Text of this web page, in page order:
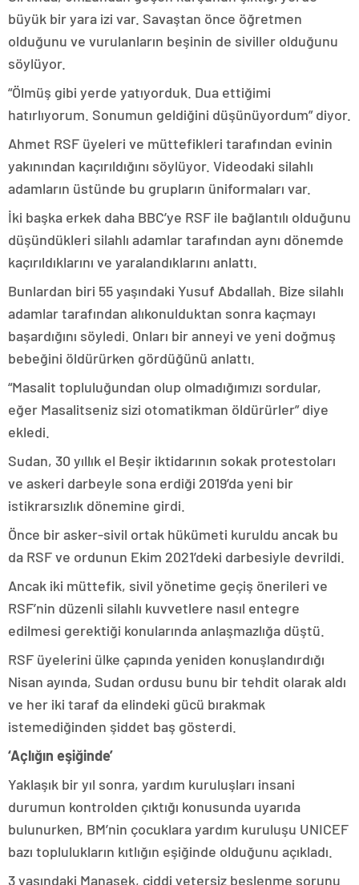
büyük bir yara izi var. Savaştan önce öğretmen
olduğunu ve vurulanların beşinin de siviller olduğunu
söylüyor.
“Ölmüş gibi yerde yatıyorduk. Dua ettiğimi
hatırlıyorum. Sonumun geldiğini düşünüyordum” diyor.
Ahmet RSF üyeleri ve müttefikleri tarafından evinin
yakınından kaçırıldığını söylüyor. Videodaki silahlı
adamların üstünde bu grupların üniformaları var.
İki başka erkek daha BBC’ye RSF ile bağlantılı olduğunu
düşündükleri silahlı adamlar tarafından aynı dönemde
kaçırıldıklarını ve yaralandıklarını anlattı.
Bunlardan biri 55 yaşındaki Yusuf Abdallah. Bize silahlı
adamlar tarafından alıkonulduktan sonra kaçmayı
başardığını söyledi. Onları bir anneyi ve yeni doğmuş
bebeğini öldürürken gördüğünü anlattı.
“Masalit topluluğundan olup olmadığımızı sordular,
eğer Masalitseniz sizi otomatikman öldürürler” diye
ekledi.
Sudan, 30 yıllık el Beşir iktidarının sokak protestoları
ve askeri darbeyle sona erdiği 2019’da yeni bir
istikrarsızlık dönemine girdi.
Önce bir asker-sivil ortak hükümeti kuruldu ancak bu
da RSF ve ordunun Ekim 2021’deki darbesiyle devrildi.
Ancak iki müttefik, sivil yönetime geçiş önerileri ve
RSF’nin düzenli silahlı kuvvetlere nasıl entegre
edilmesi gerektiği konularında anlaşmazlığa düştü.
RSF üyelerini ülke çapında yeniden konuşlandırdığı
Nisan ayında, Sudan ordusu bunu bir tehdit olarak aldı
ve her iki taraf da elindeki gücü bırakmak
istemediğinden şiddet baş gösterdi.
‘Açlığın eşiğinde’
Yaklaşık bir yıl sonra, yardım kuruluşları insani
durumun kontrolden çıktığı konusunda uyarıda
bulunurken, BM’nin çocuklara yardım kuruluşu UNICEF
bazı toplulukların kıtlığın eşiğinde olduğunu açıkladı.
3 yaşındaki Manasek, ciddi yetersiz beslenme sorunu